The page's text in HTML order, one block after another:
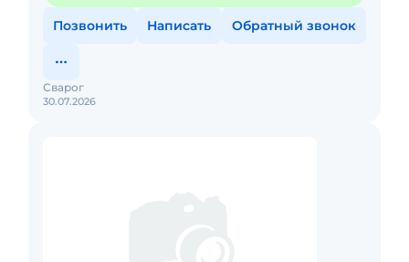
Позвонить Написать Обратный звонок
30.07.2026
Сварог